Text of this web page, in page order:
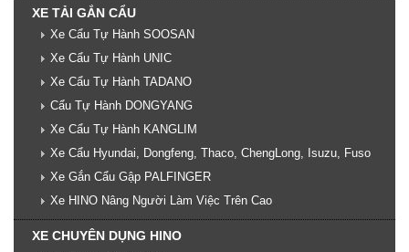
XE TẢI GẮN CẨU
Xe Cẩu Tự Hành SOOSAN
Xe Cẩu Tự Hành UNIC
Xe Cẩu Tự Hành TADANO
Cẩu Tự Hành DONGYANG
Xe Cẩu Tự Hành KANGLIM
Xe Cẩu Hyundai, Dongfeng, Thaco, ChengLong, Isuzu, Fuso
Xe Gắn Cẩu Gập PALFINGER
Xe HINO Nâng Người Làm Việc Trên Cao
XE CHUYÊN DỤNG HINO